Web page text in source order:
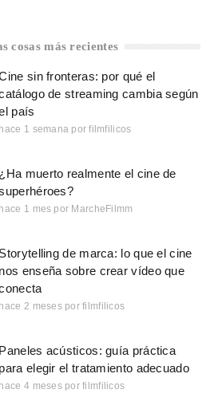
cosas más recientes
sin fronteras: por qué el
de streaming cambia según
país
hace 1 semana por filmfilicos
¿Ha muerto realmente el cine de
hace 1 mes por MarcheFilmm
Storytelling de marca: lo que el cine
nos enseña sobre crear vídeo que
hace 2 meses por filmfilicos
Paneles acústicos: guía práctica
para elegir el tratamiento adecuado
hace 4 meses por filmfilicos